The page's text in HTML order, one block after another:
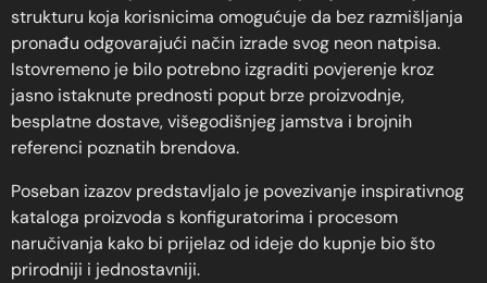
strukturu koja korisnicima omogućuje da bez razmišljanja
pronađu odgovarajući način izrade svog neon natpisa.
Istovremeno je bilo potrebno izgraditi povjerenje kroz
jasno istaknute prednosti poput brze proizvodnje,
besplatne dostave, višegodišnjeg jamstva i brojnih
referenci poznatih brendova.
Poseban izazov predstavljalo je povezivanje inspirativnog
kataloga proizvoda s konfiguratorima i procesom
naručivanja kako bi prijelaz od ideje do kupnje bio što
prirodniji i jednostavniji.